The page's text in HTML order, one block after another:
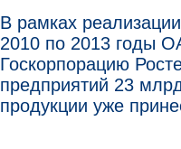
В рамках
2010 по 2013 годы
Госкорпорацию
предприятий 23
продукции уже